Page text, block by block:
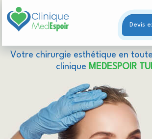
Devis
Votre chirurgie esthétique en
clinique MEDESPOIR